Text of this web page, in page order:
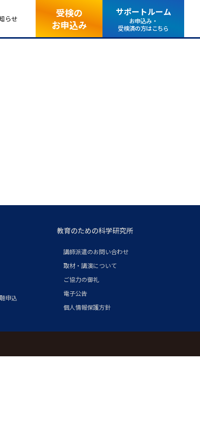
らせ
受検の
お申込み
サポートルーム
お申込み・
受検済の方はこちら
申込
教育のための科学研究所
講師派遣のお問い合わせ
取材・講演について
ご協力の御礼
電子公告
個人情報保護方針